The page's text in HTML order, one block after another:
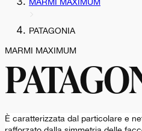
MARMI MAXIMUM
PATAGONIA
MARMI MAXIMUM
È caratterizzata dal particolare e